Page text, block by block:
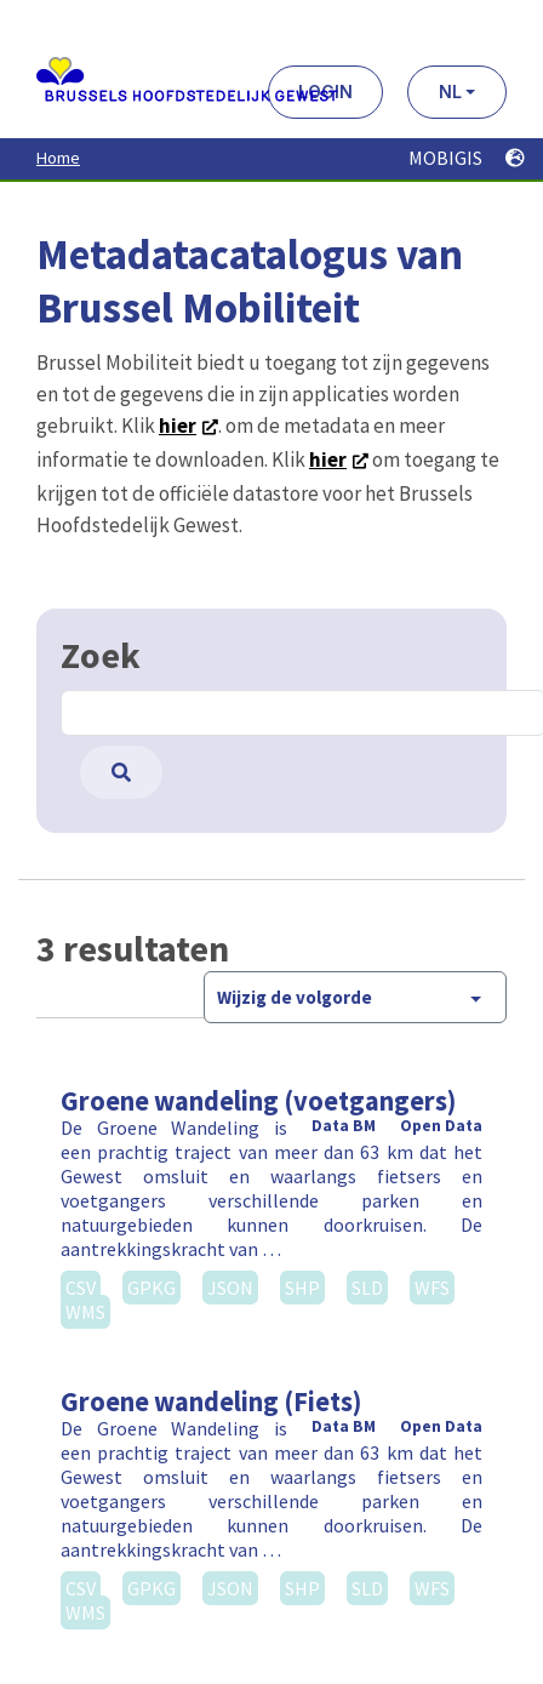
contenu
principal
LOGIN NL
Home MOBIGIS
Metadatacatalogus van
Brussel Mobiliteit
Brussel Mobiliteit biedt u toegang tot zijn gegevens
en tot de gegevens die in zijn applicaties worden
gebruikt. Klikhier
. om de metadata en meer
informatie te downloaden. Klikhier
om toegang te
krijgen tot de officiële datastore voor het Brussels
Hoofdstedelijk Gewest.
Zoek
3 resultaten
Wijzig de volgorde
Groene wandeling (voetgangers)
Open Data
Data BM
De Groene Wandeling is
een prachtig traject van meer dan 63 km dat het
Gewest omsluit en waarlangs fietsers en
voetgangers verschillende parken en
natuurgebieden kunnen doorkruisen. De
aantrekkingskracht van …
CSV
GPKG JSON SHP SLD
WFS
WMS
Groene wandeling (Fiets)
Open Data
Data BM
De Groene Wandeling is
een prachtig traject van meer dan 63 km dat het
Gewest omsluit en waarlangs fietsers en
voetgangers verschillende parken en
natuurgebieden kunnen doorkruisen. De
aantrekkingskracht van …
CSV
GPKG JSON SHP SLD
WFS
WMS